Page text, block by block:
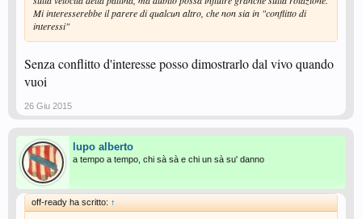
riescono a dare dei vantaggi che la semplice fabbrica non riesce...
Mi interesserebbe il parere di qualcun altro, che non sia in "conflitto di
interessi"
Senza conflitto d'interesse posso dimostrarlo dal vivo quando
vuoi
26 Giu 2015
lupo alberto
a tempo a tempo, chi sà sà e chi un sà su' danno
off-ready ha scritto: ↑